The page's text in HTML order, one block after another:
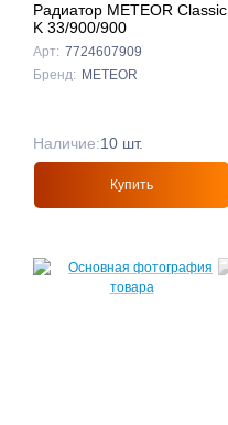
Радиатор METEOR Classic
K 33/900/900
Арт: 7724607909
Бренд: METEOR
Наличие:10 шт.
Купить